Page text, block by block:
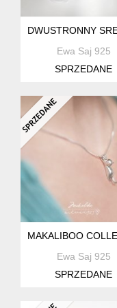
DWUSTRONNY
Ewa Saj 925
SPRZEDANE
MAKALIBOO
Ewa Saj 925
SPRZEDANE